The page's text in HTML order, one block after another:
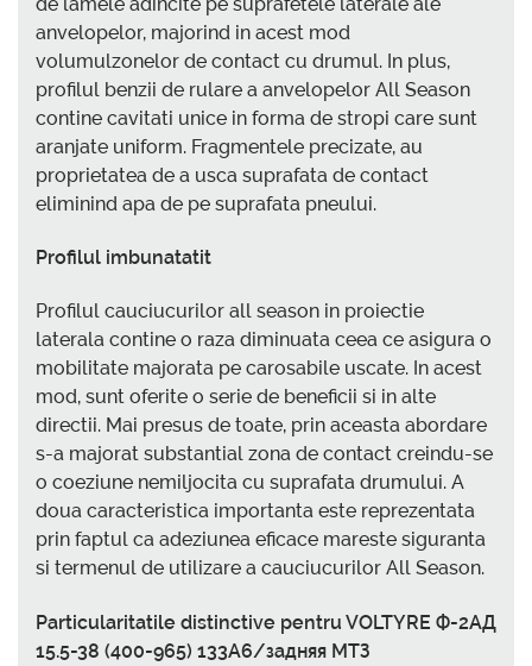
anvelopelor, majorind in acest mod
volumulzonelor de contact cu drumul. In plus,
profilul benzii de rulare a anvelopelor All Season
contine cavitati unice in forma de stropi care sunt
aranjate uniform. Fragmentele precizate, au
proprietatea de a usca suprafata de contact
eliminind apa de pe suprafata pneului.
Profilul imbunatatit
Profilul cauciucurilor all season in proiectie
laterala contine o raza diminuata ceea ce asigura o
mobilitate majorata pe carosabile uscate. In acest
mod, sunt oferite o serie de beneficii si in alte
directii. Mai presus de toate, prin aceasta abordare
s-a majorat substantial zona de contact creindu-se
o coeziune nemiljocita cu suprafata drumului. A
doua caracteristica importanta este reprezentata
prin faptul ca adeziunea eficace mareste siguranta
si termenul de utilizare a cauciucurilor All Season.
Particularitatile distinctive pentru VOLTYRE Ф-2АД
15.5-38 (400-965) 133A6/задняя МТЗ